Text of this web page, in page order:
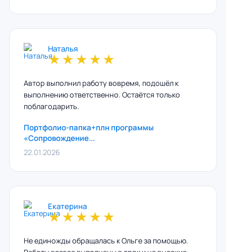
Наталья
★★★★★
Автор выполнил работу вовремя, подошёл к
выполнению ответственно. Остаётся только
поблагодарить.
Портфолио-папка+плн программы
«Сопровождение...
22.01.2026
Екатерина
★★★★★
Не единожды обращалась к Ольге за помощью.